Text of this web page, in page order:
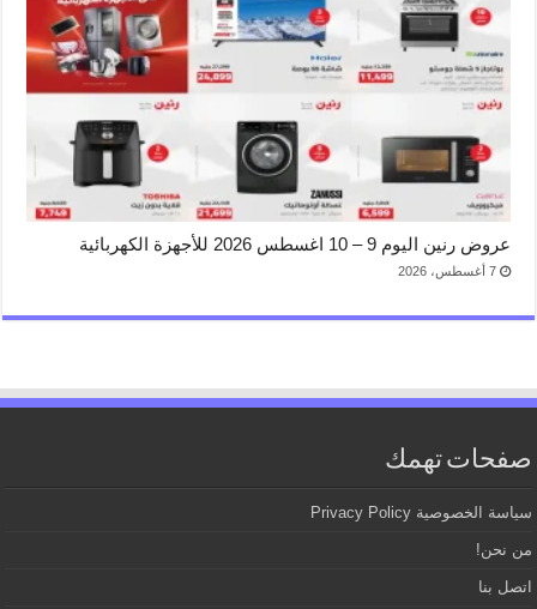
عروض رنين اليوم 9 – 10 اغسطس 2026 للأجهزة الكهربائية
7 أغسطس، 2026
صفحات تهمك
سياسة الخصوصية Privacy Policy
من نحن!
اتصل بنا